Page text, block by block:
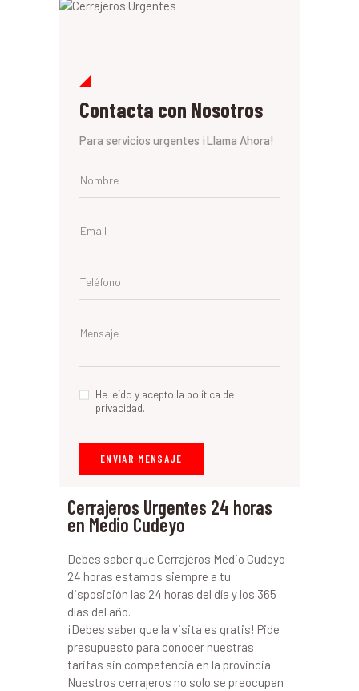
Contacta con Nosotros
Para servicios urgentes ¡Llama Ahora!
He leído y acepto la política de
privacidad.
Cerrajeros Urgentes 24 horas
en Medio Cudeyo
Debes saber que Cerrajeros Medio Cudeyo
24 horas estamos siempre a tu
disposición las 24 horas del día y los 365
días del año.
¡Debes saber que la visita es gratis! Pide
presupuesto para conocer nuestras
tarifas sin competencia en la provincia.
Nuestros cerrajeros no solo se preocupan